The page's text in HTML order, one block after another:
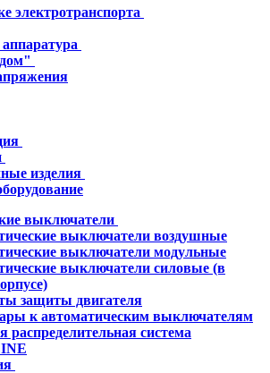
электротранспорта
изделия
выключатели
выключатели воздушные
выключатели модульные
выключатели силовые (в
защиты двигателя
к автоматическим выключателям
распределительная система